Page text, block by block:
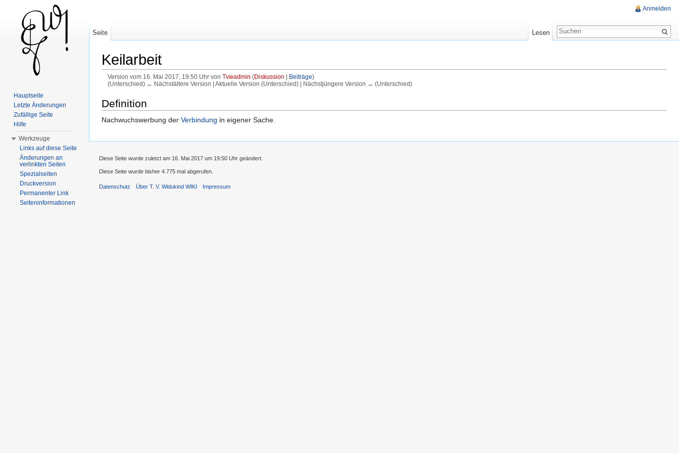
Keilarbeit
Version vom 16. Mai 2017, 19:50 Uhr von Tvwadmin (Diskussion Beiträge)
(Unterschied) ← Nächstältere Version | Aktuelle Version (Unterschied) | Nächstjüngere Version → (Unterschied)
Definition
Nachwuchswerbung der Verbindung in eigener Sache.
Anmelden
Seite Lesen
Hauptseite
Letzte Änderungen
Zufällige Seite
Hilfe
Werkzeuge
Links auf diese Seite
Änderungen an
verlinkten Seiten
Spezialseiten
Druckversion
Permanenter Link
Seiteninformationen
Diese Seite wurde zuletzt am 16. Mai 2017 um 19:50 Uhr geändert.
Diese Seite wurde bisher 4.775 mal abgerufen.
Datenschutz Über T. V. Widukind WIKI Impressum